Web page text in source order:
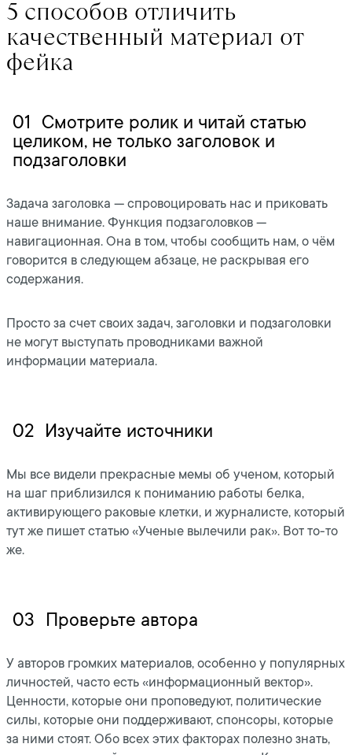
5 способов отличить
качественный материал от
фейка
01
Смотрите ролик и читай статью
целиком, не только заголовок и
подзаголовки
Задача заголовка — спровоцировать нас и приковать
наше внимание. Функция подзаголовков —
навигационная. Она в том, чтобы сообщить нам, о чём
говорится в следующем абзаце, не раскрывая его
содержания.
Просто за счет своих задач, заголовки и подзаголовки
не могут выступать проводниками важной
информации материала.
02 Изучайте источники
Мы все видели прекрасные мемы об ученом, который
на шаг приблизился к пониманию работы белка,
активирующего раковые клетки, и журналисте, который
тут же пишет статью «Ученые вылечили рак». Вот то-то
же.
03 Проверьте автора
У авторов громких материалов, особенно у популярных
личностей, часто есть «информационный вектор».
Ценности, которые они проповедуют, политические
силы, которые они поддерживают, спонсоры, которые
за ними стоят. Обо всех этих факторах полезно знать,